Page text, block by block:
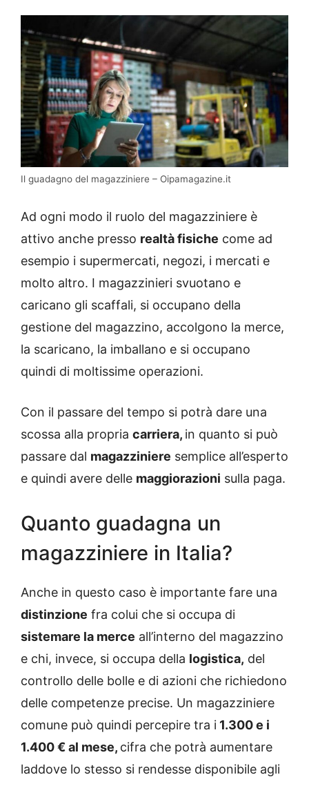
Il guadagno del magazziniere – Oipamagazine.it
Ad ogni modo il ruolo del magazziniere è
attivo anche presso realtà fisiche come ad
esempio i supermercati, negozi, i mercati e
molto altro. I magazzinieri svuotano e
caricano gli scaffali, si occupano della
gestione del magazzino, accolgono la merce,
la scaricano, la imballano e si occupano
quindi di moltissime operazioni.
Con il passare del tempo si potrà dare una
scossa alla propria carriera, in quanto si può
passare dal magazziniere semplice all’esperto
e quindi avere delle maggiorazioni sulla paga.
Quanto guadagna un
magazziniere in Italia?
Anche in questo caso è importante fare una
distinzione fra colui che si occupa di
sistemare la merce all’interno del magazzino
e chi, invece, si occupa della logistica, del
controllo delle bolle e di azioni che richiedono
delle competenze precise. Un magazziniere
comune può quindi percepire tra i 1.300 e i
1.400 € al mese, cifra che potrà aumentare
laddove lo stesso si rendesse disponibile agli